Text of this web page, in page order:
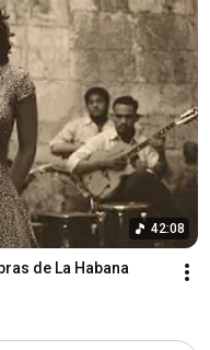
42:08
de La Habana